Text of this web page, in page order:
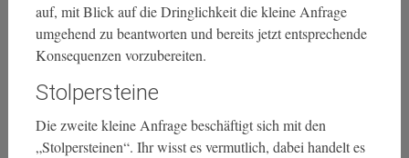
auf, mit Blick auf die Dringlichkeit die kleine Anfrage
umgehend zu beantworten und bereits jetzt entsprechende
Konsequenzen vorzubereiten.
Stolpersteine
Die zweite kleine Anfrage beschäftigt sich mit den
„Stolpersteinen“. Ihr wisst es vermutlich, dabei handelt es